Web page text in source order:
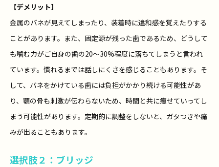
【デメリット】
金属のバネが見えてしまったり、装着時に違和感を覚えたりする
ことがあります。また、固定源が残った歯であるため、どうして
も噛む力がご自身の歯の20〜30%程度に落ちてしまうと言われ
ています。慣れるまでは話しにくさを感じることもあります。そ
して、バネをかけている歯には負担がかかり続ける可能性があ
り、顎の骨も刺激が伝わらないため、時間と共に痩せていってし
まう可能性があります。定期的に調整をしないと、ガタつきや痛
みが出ることもあります。
選択肢２：ブリッジ